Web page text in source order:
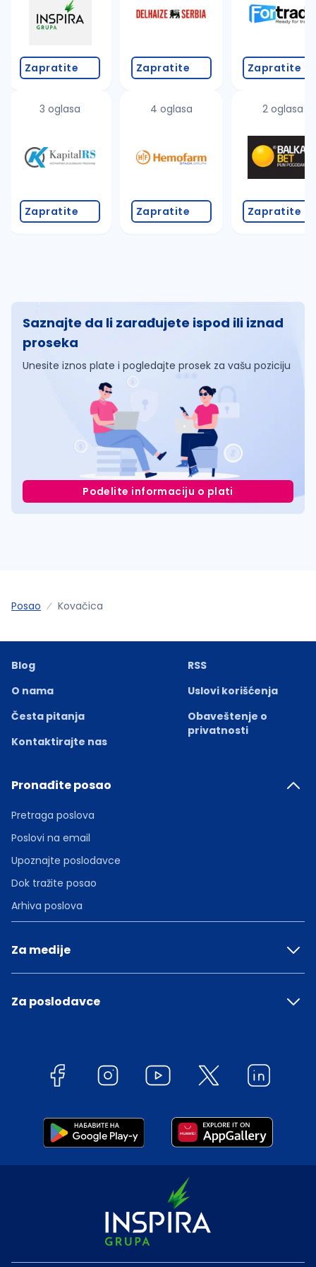
Zapratite
3 oglasa
Zapratite
Zapratite
4 oglasa
Zapratite
Zapratite
2 oglasa
Zapratite
Saznajte da li zarađujete ispod ili iznad
proseka
Unesite iznos plate i pogledajte prosek za vašu poziciju
Podelite informaciju o plati
Posao Kovačica
Blog
O nama
Česta pitanja
Kontaktirajte nas
RSS
Uslovi korišćenja
Obaveštenje o
privatnosti
Pronađite posao
Pretraga poslova
Poslovi na email
Upoznajte poslodavce
Dok tražite posao
Arhiva poslova
Za medije
Za poslodavce